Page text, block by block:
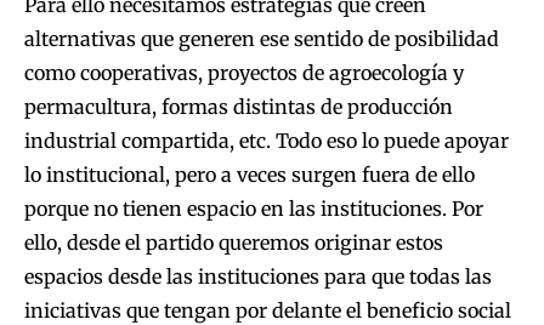
Para ello necesitamos estrategias que creen
alternativas que generen ese sentido de posibilidad
como cooperativas, proyectos de agroecología y
permacultura, formas distintas de producción
industrial compartida, etc. Todo eso lo puede apoyar
lo institucional, pero a veces surgen fuera de ello
porque no tienen espacio en las instituciones. Por
ello, desde el partido queremos originar estos
espacios desde las instituciones para que todas las
iniciativas que tengan por delante el beneficio social